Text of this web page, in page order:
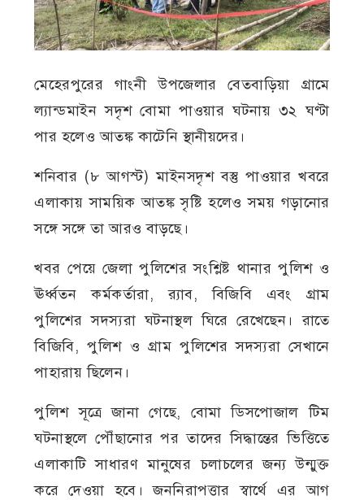
মেহেরপুরের গাংনী উপজেলার বেতবাড়িয়া গ্রামে
ল্যান্ডমাইন সদৃশ বোমা পাওয়ার ঘটনায় ৩২ ঘণ্টা
পার হলেও আতঙ্ক কাটেনি স্থানীয়দের।
শনিবার (৮ আগস্ট) মাইনসদৃশ বস্তু পাওয়ার খবরে
এলাকায় সাময়িক আতঙ্ক সৃষ্টি হলেও সময় গড়ানোর
সঙ্গে সঙ্গে তা আরও বাড়ছে।
খবর পেয়ে জেলা পুলিশের সংশ্লিষ্ট থানার পুলিশ ও
ঊর্ধ্বতন কর্মকর্তারা, র‍্যাব, বিজিবি এবং গ্রাম
পুলিশের সদস্যরা ঘটনাস্থল ঘিরে রেখেছেন। রাতে
বিজিবি, পুলিশ ও গ্রাম পুলিশের সদস্যরা সেখানে
পাহারায় ছিলেন।
পুলিশ সূত্রে জানা গেছে, বোমা ডিসপোজাল টিম
ঘটনাস্থলে পৌঁছানোর পর তাদের সিদ্ধান্তের ভিত্তিতে
এলাকাটি সাধারণ মানুষের চলাচলের জন্য উন্মুক্ত
করে দেওয়া হবে। জননিরাপত্তার স্বার্থে এর আগ